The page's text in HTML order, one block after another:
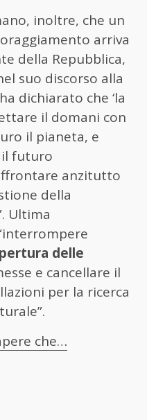
inoltre, che un
arriva
della Repubblica,
suo discorso alla
dichiarato che ‘la
il domani con
il pianeta, e
futuro
anzitutto
della
Ultima
delle
e cancellare il
per la ricerca
che…